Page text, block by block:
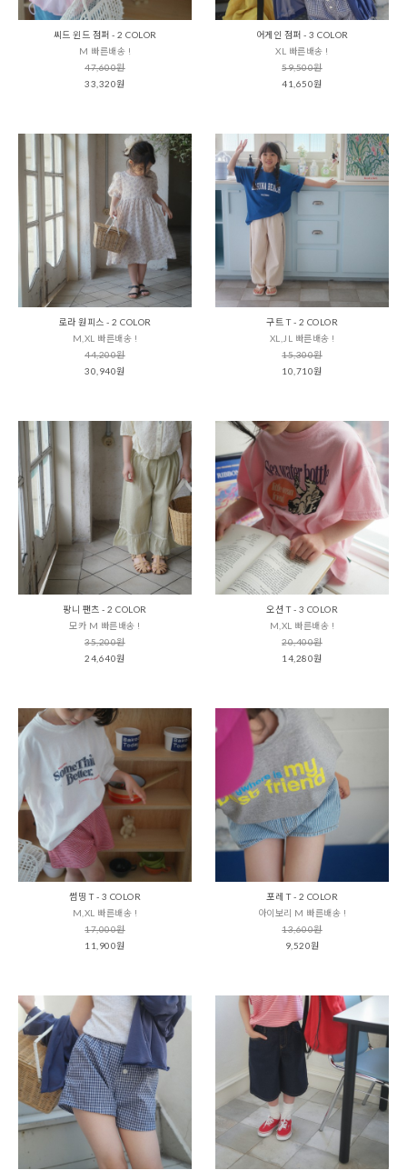
씨드 윈드 점퍼 - 2 COLOR
M 빠른배송 !
47,600원
33,320원
어게인 점퍼 - 3 COLOR
XL 빠른배송 !
59,500원
41,650원
로라 원피스 - 2 COLOR
M,XL 빠른배송 !
44,200원
30,940원
구트 T - 2 COLOR
XL,JL 빠른배송 !
15,300원
10,710원
팡니 팬츠 - 2 COLOR
모카 M 빠른배송 !
35,200원
24,640원
오션 T - 3 COLOR
M,XL 빠른배송 !
20,400원
14,280원
썸띵 T - 3 COLOR
M,XL 빠른배송 !
17,000원
11,900원
포레 T - 2 COLOR
아이보리 M 빠른배송 !
13,600원
9,520원